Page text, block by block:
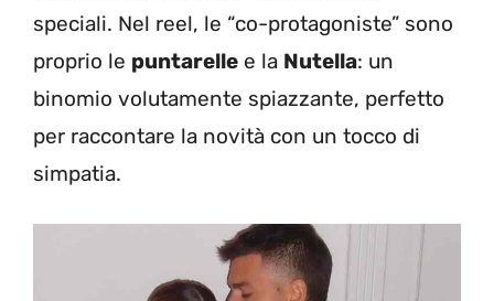
speciali. Nel reel, le “co-protagoniste” sono
proprio le puntarelle e la Nutella: un
binomio volutamente spiazzante, perfetto
per raccontare la novità con un tocco di
simpatia.